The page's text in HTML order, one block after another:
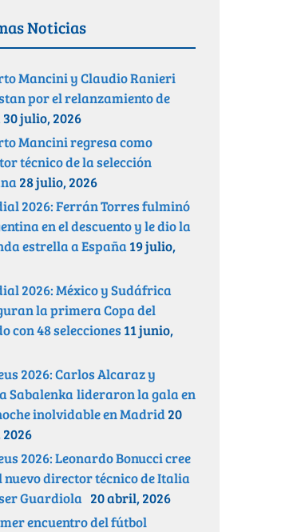
Noticias
Mancini y Claudio Ranieri
por el relanzamiento de
30 julio, 2026
Mancini regresa como
técnico de la selección
28 julio, 2026
2026: Ferrán Torres fulminó
en el descuento y le dio la
estrella a España19 julio,
2026: México y Sudáfrica
la primera Copa del
con 48 selecciones 11 junio,
2026: Carlos Alcaraz y
Sabalenka lideraron la gala en
inolvidable en Madrid20
2026: Leonardo Bonucci cree
nuevo director técnico de Italia
Guardiola 20 abril, 2026
encuentro del fútbol